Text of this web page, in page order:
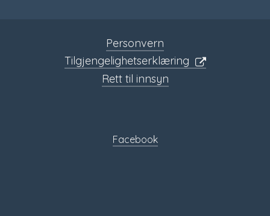
Personvern
Tilgjengelighetserklæring
Rett til innsyn
Facebook